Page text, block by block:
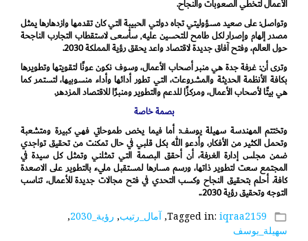
الأعمال لتخطي الصعوبات والنجاح.
وتواصل: على صعيد مسؤوليتي تجاه دولتي الحبيبة التي كان تقدمها وازدهارها يمثل
مصدر إلهام وإصرار لكل طامح للتحسين عليه٬ سأسعى لاستقطاب التجارب الناجحة
حول العالم، وفتح آفاق جديدة لاقتصاد واعد يحقق رؤية المملكة 2030.
وترى أن: غرفة جدة هي منبر أصحاب الأعمال، وسوف نكون عونًا لتقويتها وتطويرها
بكافة الأنظمة الحديثة والمشروعات، التي تطور أدائها وأداء منسوبيها، لتستمر كما
هي بيتًا لأصحاب الأعمال، ومركزًا للدعم والتطوير ومنبرًا للاقتصاد المزدهر.
بصمة خاصة
وتختتم المهندسة سهيلة يوسف: أما فيما يخص طموحاتي فهي كبيرة ومتشعبة
وتحمل الكثير من الأفكار، وأدعو الله بكل قلبي في حال تمكنت من تحقيق تواجدي
ضمن مجلس إدارة الغرفة، أن أحقق البصمة التي تمثلني وتمثل كل سيدة في
المجتمع سعت لتطوير ذاتها، ورسم مسارها لمستقبل مليء بالتطوير على الاصعدة
كافة. أحلم بتحقيق النجاح وكسب التحدي في فتح مجالات جديدة للأعمال، تناسب
التوجه وتحقيق رؤية 2030..
folder_open
Tagged in: iqraa2159
,آمال_رتيب, رؤية_2030
,
سهيلة_يوسف